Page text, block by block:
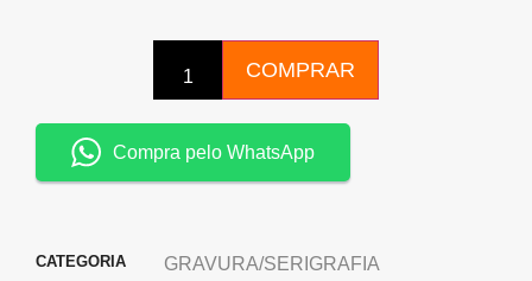
COMPRAR
Compra pelo WhatsApp
CATEGORIA GRAVURA/SERIGRAFIA